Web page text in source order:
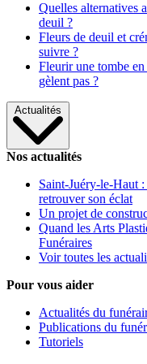
Quelles alternatives
deuil ?
Fleurs de deuil et
suivre ?
Fleurir une tombe
gèlent pas ?
Actualités
Nos actualités
Saint-Juéry-le-Haut
retrouver son éclat
Un projet de
Quand les Arts
Funéraires
Voir toutes les
Pour vous aider
Actualités du
Publications du
Tutoriels